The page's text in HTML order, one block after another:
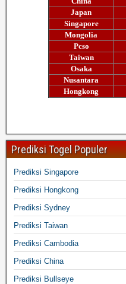
Prediksi Togel Populer
Prediksi Singapore
Prediksi Hongkong
Prediksi Sydney
Prediksi Taiwan
Prediksi Cambodia
Prediksi China
Prediksi Bullseye